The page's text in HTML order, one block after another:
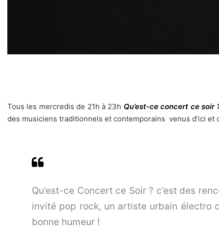
Tous les mercredis de 21h à 23h Qu’est-ce concert ce soir
des musiciens traditionnels et contemporains venus d’ici
Qu’est-ce Concert ce Soir ? c’est des
invité pop rock, un artiste urbain électro
bonne humeur !